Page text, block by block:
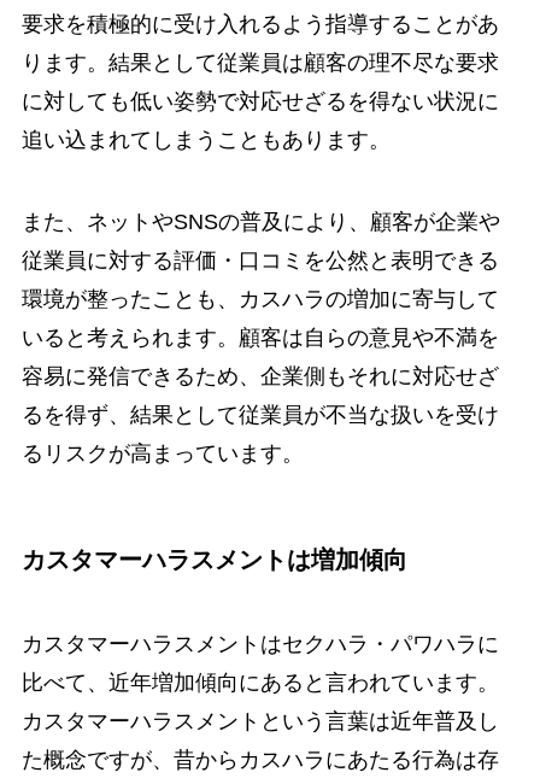
要求を積極的に受け入れるよう指導することがあ
ります。結果として従業員は顧客の理不尽な要求
に対しても低い姿勢で対応せざるを得ない状況に
追い込まれてしまうこともあります。
また、ネットやSNSの普及により、顧客が企業や
従業員に対する評価・口コミを公然と表明できる
環境が整ったことも、カスハラの増加に寄与して
いると考えられます。顧客は自らの意見や不満を
容易に発信できるため、企業側もそれに対応せざ
るを得ず、結果として従業員が不当な扱いを受け
るリスクが高まっています。
カスタマーハラスメントは増加傾向
カスタマーハラスメントはセクハラ・パワハラに
比べて、近年増加傾向にあると言われています。
カスタマーハラスメントという言葉は近年普及し
た概念ですが、昔からカスハラにあたる行為は存